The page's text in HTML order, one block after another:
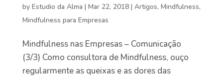
by Estudio da Alma | Mar 22, 2018| Artigos, Mindfulness,
Mindfulness para Empresas
Mindfulness nas Empresas – Comunicação
(3/3) Como consultora de Mindfulness, ouço
regularmente as queixas e as dores das